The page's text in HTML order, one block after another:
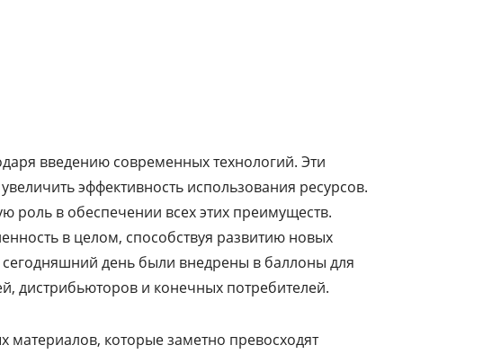
введению современных технологий. Эти
эффективность использования ресурсов.
роль в обеспечении всех этих преимуществ.
в целом, способствуя развитию новых
день были внедрены в баллоны для
дистрибьюторов и конечных потребителей.
которые заметно превосходят